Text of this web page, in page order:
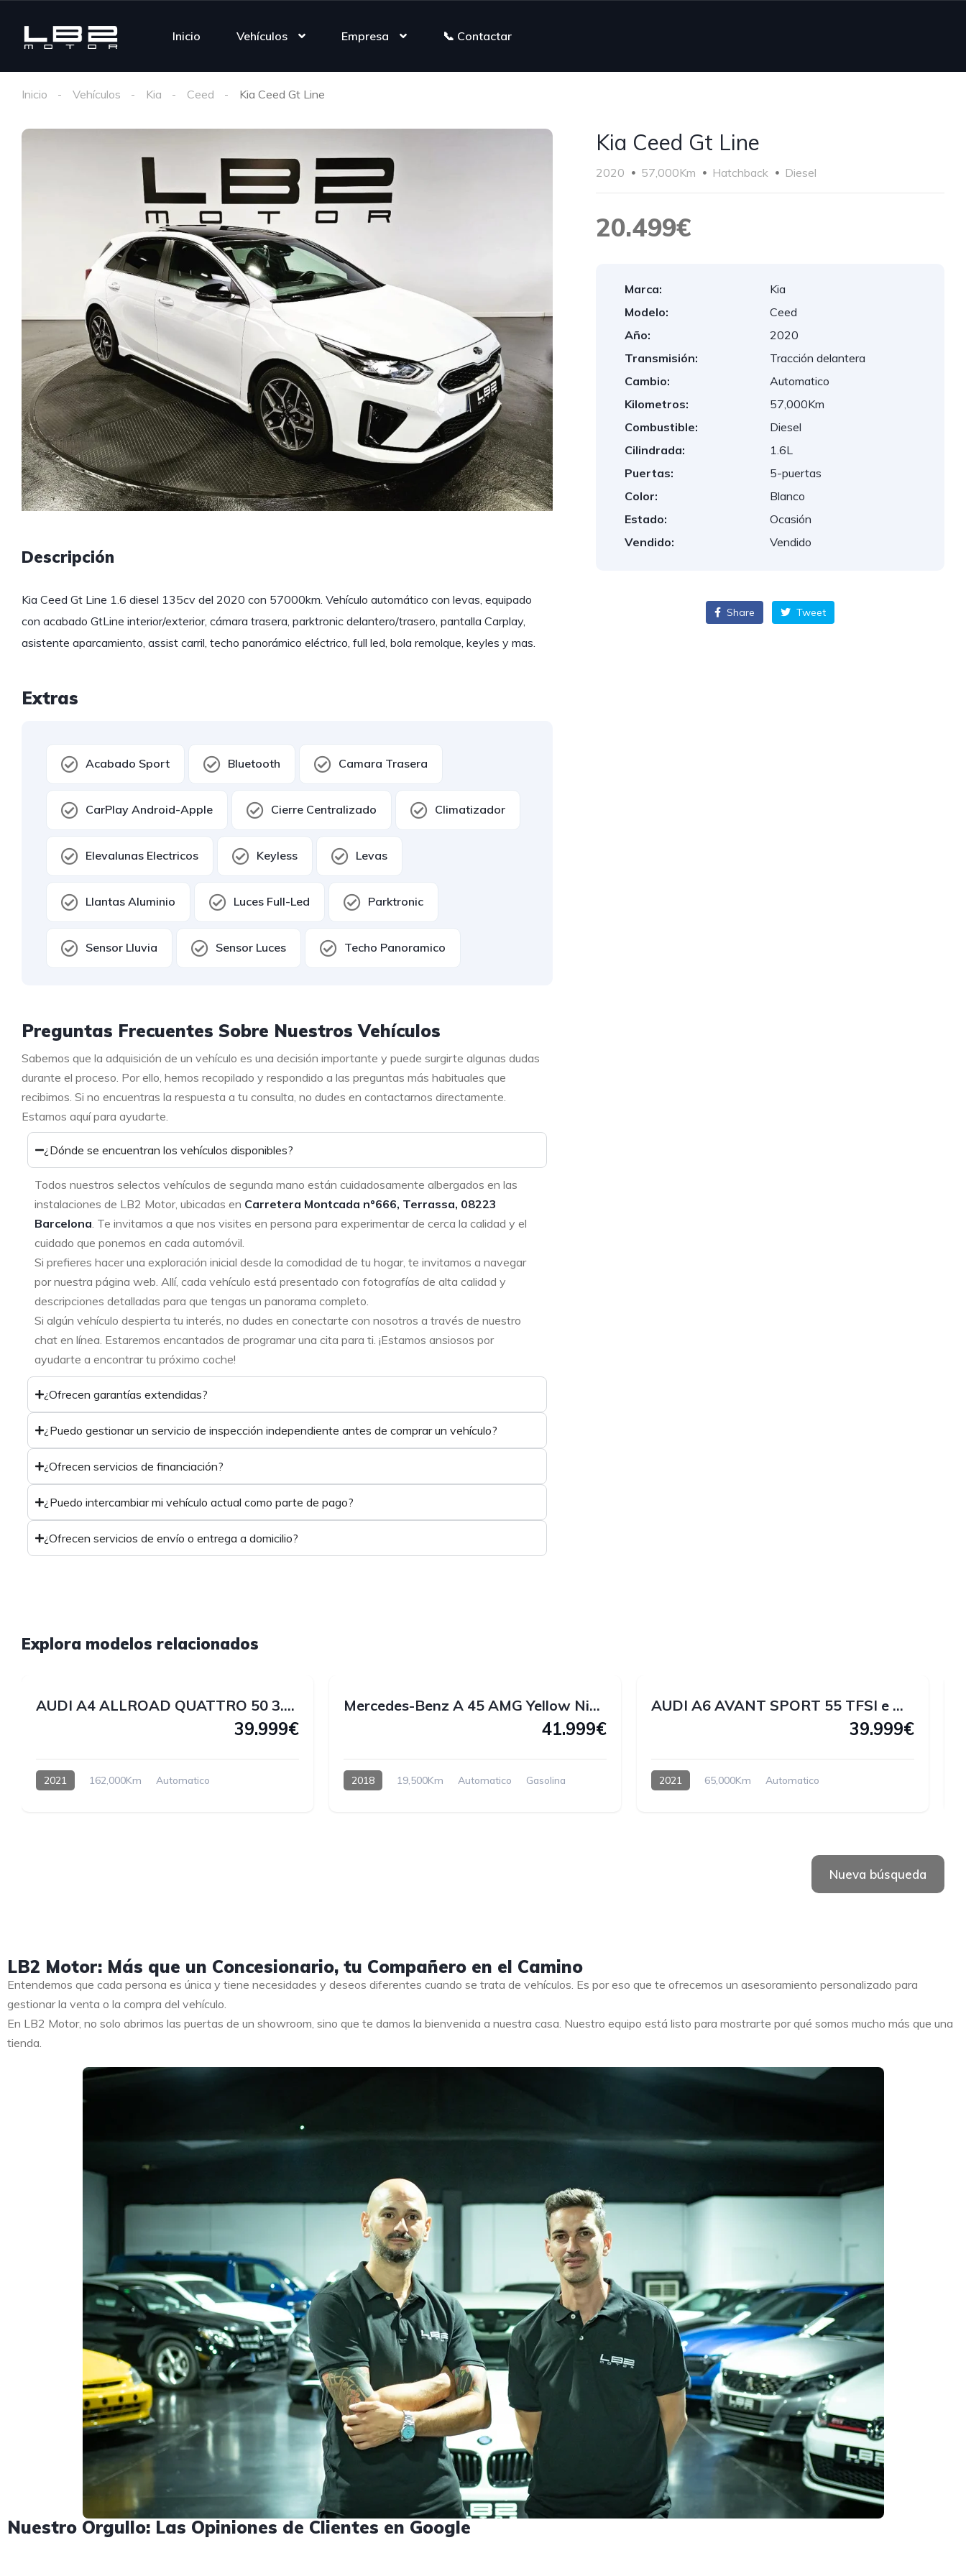
Inicio Vehículos Empresa 📞 Contactar
Inicio Vehículos Kia Ceed Kia Ceed Gt Line
Descripción
Kia Ceed Gt Line 1.6 diesel 135cv del 2020 con 57000km. Vehículo automático con levas, equipado
con acabado GtLine interior/exterior, cámara trasera, parktronic delantero/trasero, pantalla Carplay,
asistente aparcamiento, assist carril, techo panorámico eléctrico, full led, bola remolque, keyles y mas.
Extras
Acabado Sport Bluetooth Camara Trasera
CarPlay Android-Apple Cierre Centralizado Climatizador
Elevalunas Electricos Keyless Levas
Llantas Aluminio Luces Full-Led Parktronic
Sensor Lluvia Sensor Luces Techo Panoramico
Preguntas Frecuentes Sobre Nuestros Vehículos
Sabemos que la adquisición de un vehículo es una decisión importante y puede surgirte algunas dudas
durante el proceso. Por ello, hemos recopilado y respondido a las preguntas más habituales que
recibimos. Si no encuentras la respuesta a tu consulta, no dudes en contactarnos directamente.
Estamos aquí para ayudarte.
¿Dónde se encuentran los vehículos disponibles?
Todos nuestros selectos vehículos de segunda mano están cuidadosamente albergados en las
instalaciones de LB2 Motor, ubicadas en Carretera Montcada nº666, Terrassa, 08223
Barcelona. Te invitamos a que nos visites en persona para experimentar de cerca la calidad y el
cuidado que ponemos en cada automóvil.
Si prefieres hacer una exploración inicial desde la comodidad de tu hogar, te invitamos a navegar
por nuestra página web. Allí, cada vehículo está presentado con fotografías de alta calidad y
descripciones detalladas para que tengas un panorama completo.
Si algún vehículo despierta tu interés, no dudes en conectarte con nosotros a través de nuestro
chat en línea. Estaremos encantados de programar una cita para ti. ¡Estamos ansiosos por
ayudarte a encontrar tu próximo coche!
¿Ofrecen garantías extendidas?
¿Puedo gestionar un servicio de inspección independiente antes de comprar un vehículo?
¿Ofrecen servicios de financiación?
¿Puedo intercambiar mi vehículo actual como parte de pago?
¿Ofrecen servicios de envío o entrega a domicilio?
Kia Ceed Gt Line
2020 57,000Km Hatchback Diesel
20.499€
Marca:
Kia
Modelo:
Ceed
Año:
2020
Transmisión:
Tracción delantera
Cambio:
Automatico
Kilometros:
57,000Km
Combustible:
Diesel
Cilindrada:
1.6L
Puertas:
5-puertas
Color:
Blanco
Estado:
Ocasión
Vendido:
Vendido
Share Tweet
Explora modelos relacionados
1
AUDI A4 ALLROAD QUATTRO 50 3.0 V6 TDI 286 CV
39.999€
2021 162,000Km Automatico
Mercedes-Benz A 45 AMG Yellow Night Edition 4MATIC 381 CV
41.999€
2018 19,500Km Automatico Gasolina
AUDI A6 AVANT SPORT 55 TFSI e QUATTRO 367 CV
39.999€
2021 65,000Km
Automatico
Nueva búsqueda
LB2 Motor: Más que un Concesionario, tu Compañero en el Camino
Entendemos que cada persona es única y tiene necesidades y deseos diferentes cuando se trata de vehículos. Es por eso que te ofrecemos un asesoramiento personalizado para
gestionar la venta o la compra del vehículo.
En LB2 Motor, no solo abrimos las puertas de un showroom, sino que te damos la bienvenida a nuestra casa. Nuestro equipo está listo para mostrarte por qué somos mucho más que una
tienda.
Nuestro Orgullo: Las Opiniones de Clientes en Google